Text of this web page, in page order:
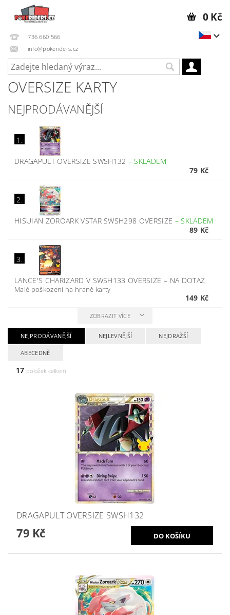
736 660 566
info@pokeriders.cz
0 Kč
OVERSIZE KARTY
NEJPRODÁVANĚJŠÍ
1.
DRAGAPULT OVERSIZE SWSH132 –SKLADEM
79 Kč
2.
HISUIAN ZOROARK VSTAR SWSH298 OVERSIZE –SKLADEM
89 Kč
3.
LANCE'S CHARIZARD V SWSH133 OVERSIZE – NA DOTAZ
Malé poškození na hraně karty
149 Kč
ZOBRAZIT VÍCE
NEJPRODÁVANĚJŠÍ NEJLEVNĚJŠÍ NEJDRAŽŠÍ
ABECEDNĚ
17 položek celkem
DRAGAPULT OVERSIZE SWSH132
79 Kč